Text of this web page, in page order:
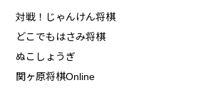
対戦！じゃんけん将棋
どこでもはさみ将棋
ぬこしょうぎ
関ヶ原将棋Online